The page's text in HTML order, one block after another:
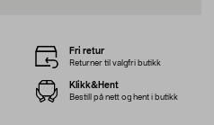
Fri retur
Returner til valgfri butikk
Klikk&Hent
Bestill på nett og hent i butikk